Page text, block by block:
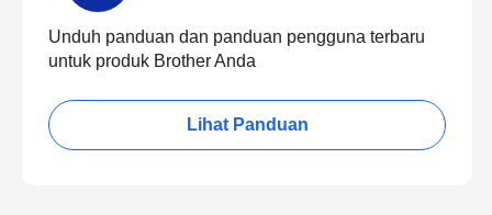
Unduh panduan dan panduan pengguna terbaru
untuk produk Brother Anda
Lihat Panduan